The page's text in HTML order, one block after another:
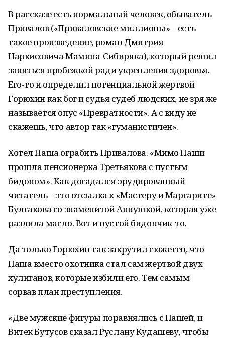
В рассказе есть нормальный человек, обыватель
Привалов («Приваловские миллионы» – есть
такое произведение, роман Дмитрия
Наркисовича Мамина-Сибиряка), который решил
заняться пробежкой ради укрепления здоровья.
Его-то и определил потенциальной жертвой
Горюхин как бог и судья судеб людских, не зря же
называется опус «Превратности». А с виду не
скажешь, что автор так «гуманистичен».
Хотел Паша ограбить Привалова. «Мимо Паши
прошла пенсионерка Третьякова с пустым
бидоном». Как догадался эрудированный
читатель – это отсылка к «Мастеру и Маргарите»
Булгакова со знаменитой Аннушкой, которая уже
разлила масло. Вот и пустой бидончик-то.
Да только Горюхин так закрутил сюжетец, что
Паша вместо охотника стал сам жертвой двух
хулиганов, которые избили его. Тем самым
сорвав план преступления.
«Две мужские фигуры поравнялись с Пашей, и
Витек Бутусов сказал Руслану Кудашеву, чтобы